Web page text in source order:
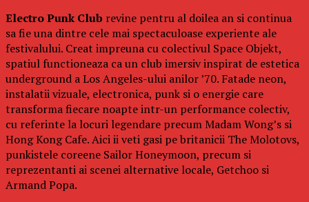
Electro Punk Club revine pentru al doilea an si continua
sa fie una dintre cele mai spectaculoase experiente ale
festivalului. Creat impreuna cu colectivul Space Objekt,
spatiul functioneaza ca un club imersiv inspirat de estetica
underground a Los Angeles-ului anilor ’70. Fatade neon,
instalatii vizuale, electronica, punk si o energie care
transforma fiecare noapte intr-un performance colectiv,
cu referinte la locuri legendare precum Madam Wong’s si
Hong Kong Cafe. Aici ii veti gasi pe britanicii The Molotovs,
punkistele coreene Sailor Honeymoon, precum si
reprezentanti ai scenei alternative locale, Getchoo si
Armand Popa.